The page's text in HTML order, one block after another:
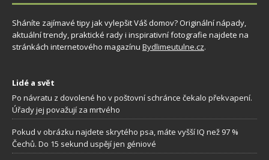
Sháníte zajímavé tipy jak vylepšit Váš domov? Originální nápady,
aktuální trendy, praktické rady i inspirativní fotografie najdete na
stránkách internetového magazínu Bydlimeutulne.cz.
Lidé a svět
Po návratu z dovolené ho v poštovní schránce čekalo překvapení.
Úřady jej považují za mrtvého
Pokud v obrázku najdete skrytého psa, máte vyšší IQ než 97 %
Čechů. Do 15 sekund uspějí jen géniové